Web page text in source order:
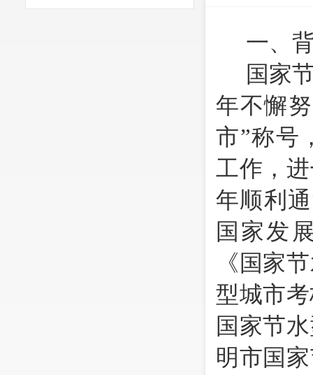
一、
国家
年不懈
市”称号
工作，
年顺利
国家发
《国家
型城市
国家节
明市国